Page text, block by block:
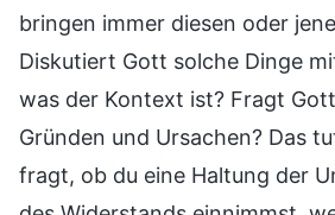
bringen immer diesen oder
Diskutiert Gott solche Dinge
was der Kontext ist? Fragt
Gründen und Ursachen? Das
fragt, ob du eine Haltung der